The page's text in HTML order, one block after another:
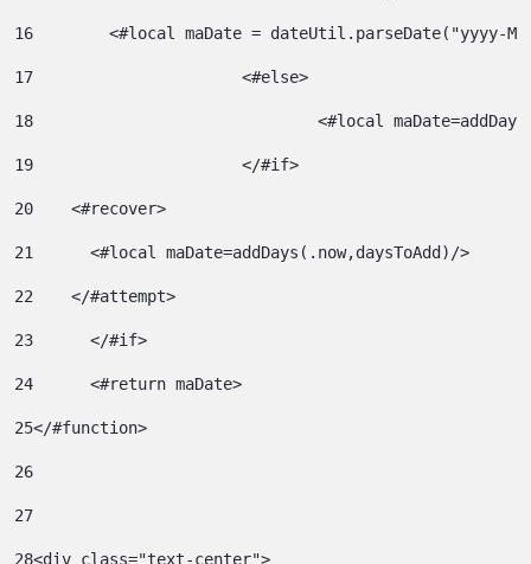
16
<#local maDate = dateUtil.parseDate("yyyy-
17
			<#else>
18
<#local
19
			</#if>
20
    <#recover>
21
      <#local maDate=addDays(.now,daysToAdd)/>
22
    </#attempt>
23
	</#if>
24
	<#return maDate>
25</#function>
26
27
28<div class="text-center">